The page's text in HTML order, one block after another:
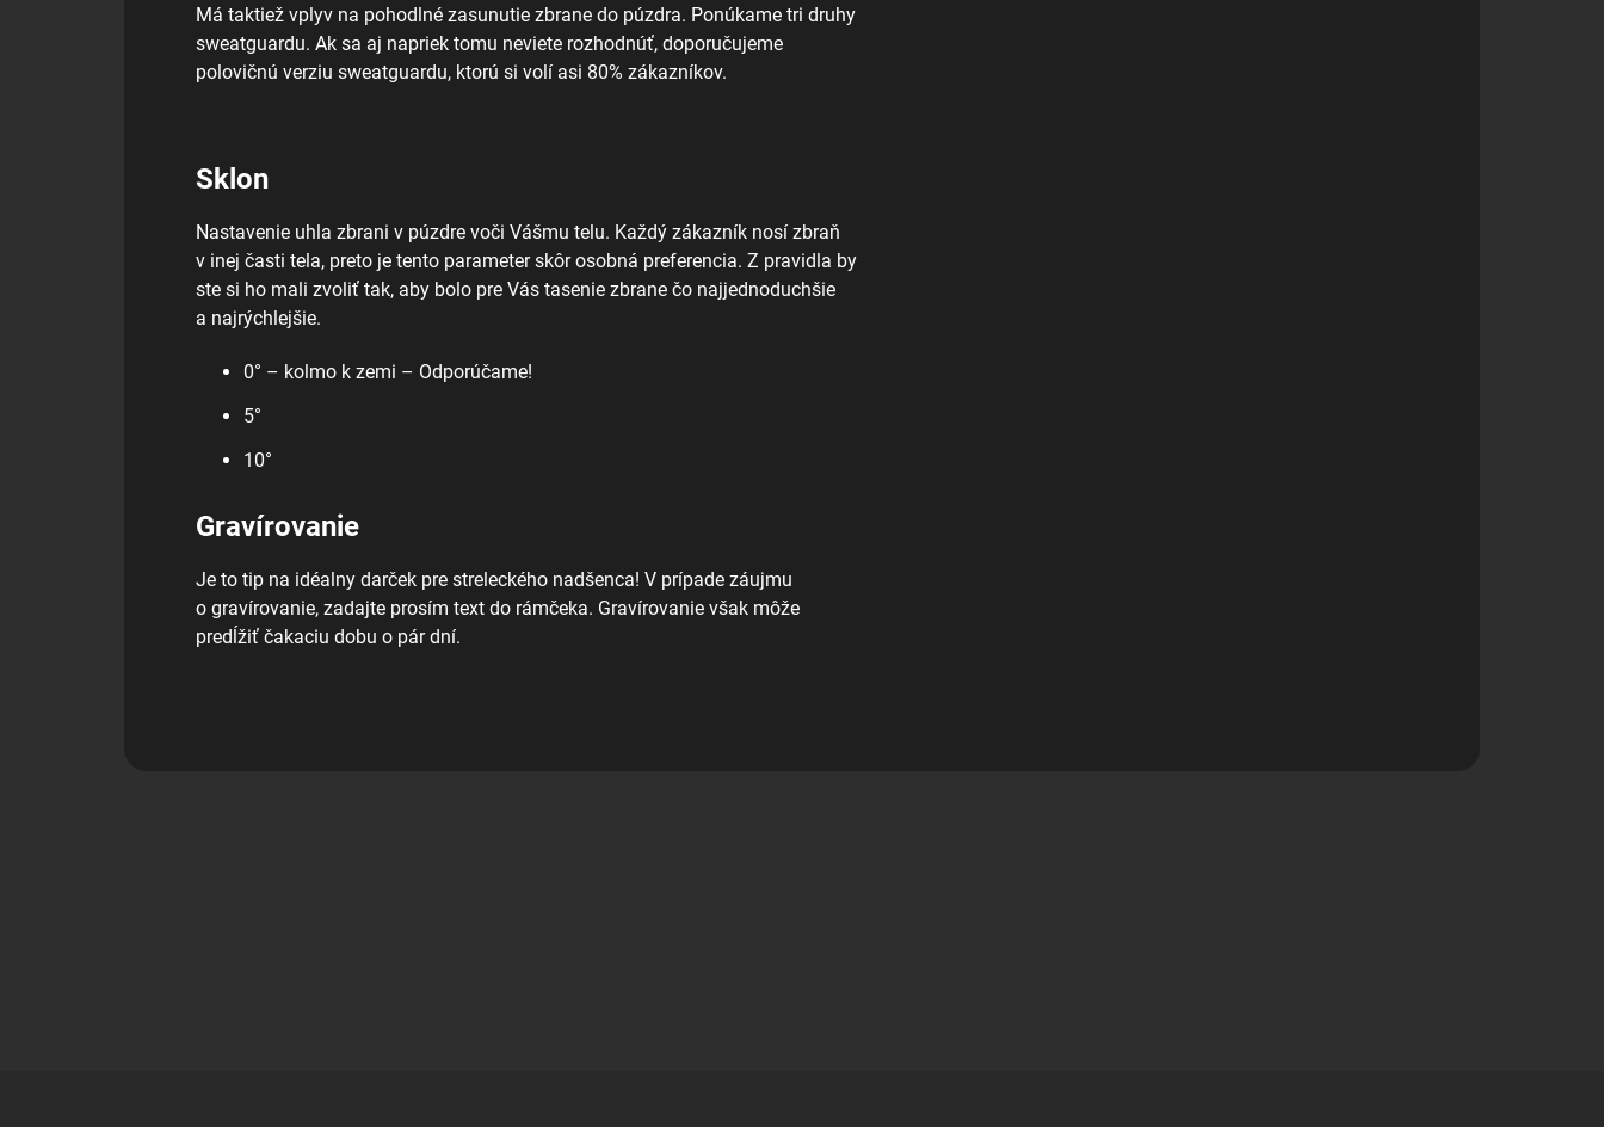
Má taktiež vplyv na pohodlné zasunutie zbrane do púzdra. Ponúkame tri druhy
sweatguardu. Ak sa aj napriek tomu neviete rozhodnúť, doporučujeme
polovičnú verziu sweatguardu, ktorú si volí asi 80% zákazníkov.
Sklon
Nastavenie uhla zbrani v púzdre voči Vášmu telu. Každý zákazník nosí zbraň
v inej časti tela, preto je tento parameter skôr osobná preferencia. Z pravidla by
ste si ho mali zvoliť tak, aby bolo pre Vás tasenie zbrane čo najjednoduchšie
a najrýchlejšie.
0° – kolmo k zemi – Odporúčame!
5°
10°
Gravírovanie
Je to tip na idéalny darček pre streleckého nadšenca! V prípade záujmu
o gravírovanie, zadajte prosím text do rámčeka. Gravírovanie však môže
predĺžiť čakaciu dobu o pár dní.